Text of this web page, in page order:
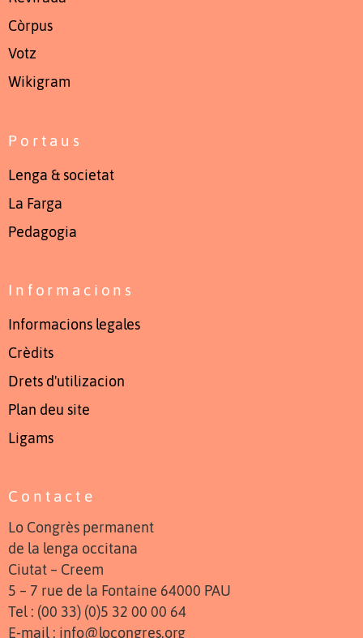
Còrpus
Votz
Wikigram
Portaus
Lenga & societat
La Farga
Pedagogia
Informacions
Informacions legales
Crèdits
Drets d'utilizacion
Plan deu site
Ligams
Contacte
Lo Congrès permanent
de la lenga occitana
Ciutat – Creem
5 – 7 rue de la Fontaine 64000 PAU
Tel : (00 33) (0)5 32 00 00 64
E-mail : info@locongres.org